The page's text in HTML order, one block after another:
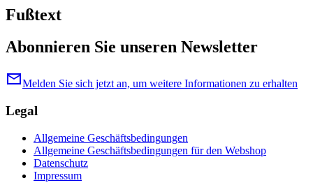
Fußtext
Abonnieren Sie unseren Newsletter
mailMelden Sie sich jetzt an, um weitere Informationen zu erhalten
Legal
Allgemeine Geschäftsbedingungen
Allgemeine Geschäftsbedingungen für den Webshop
Datenschutz
Impressum